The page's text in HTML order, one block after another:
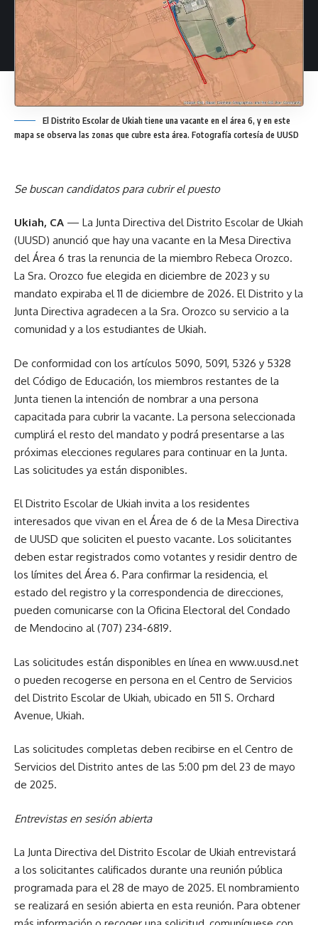
El Distrito Escolar de Ukiah tiene una vacante en el área 6, y en este
mapa se observa las zonas que cubre esta área. Fotografía cortesía de UUSD
Se buscan candidatos para cubrir el puesto
Ukiah, CA — La Junta Directiva del Distrito Escolar de Ukiah
(UUSD) anunció que hay una vacante en la Mesa Directiva
del Área 6 tras la renuncia de la miembro Rebeca Orozco.
La Sra. Orozco fue elegida en diciembre de 2023 y su
mandato expiraba el 11 de diciembre de 2026. El Distrito y la
Junta Directiva agradecen a la Sra. Orozco su servicio a la
comunidad y a los estudiantes de Ukiah.
De conformidad con los artículos 5090, 5091, 5326 y 5328
del Código de Educación, los miembros restantes de la
Junta tienen la intención de nombrar a una persona
capacitada para cubrir la vacante. La persona seleccionada
cumplirá el resto del mandato y podrá presentarse a las
próximas elecciones regulares para continuar en la Junta.
Las solicitudes ya están disponibles.
El Distrito Escolar de Ukiah invita a los residentes
interesados que vivan en el Área de 6 de la Mesa Directiva
de UUSD que soliciten el puesto vacante. Los solicitantes
deben estar registrados como votantes y residir dentro de
los límites del Área 6. Para confirmar la residencia, el
estado del registro y la correspondencia de direcciones,
pueden comunicarse con la Oficina Electoral del Condado
de Mendocino al (707) 234-6819.
Las solicitudes están disponibles en línea en www.uusd.net
o pueden recogerse en persona en el Centro de Servicios
del Distrito Escolar de Ukiah, ubicado en 511 S. Orchard
Avenue, Ukiah.
Las solicitudes completas deben recibirse en el Centro de
Servicios del Distrito antes de las 5:00 pm del 23 de mayo
de 2025.
Entrevistas en sesión abierta
La Junta Directiva del Distrito Escolar de Ukiah entrevistará
a los solicitantes calificados durante una reunión pública
programada para el 28 de mayo de 2025. El nombramiento
se realizará en sesión abierta en esta reunión. Para obtener